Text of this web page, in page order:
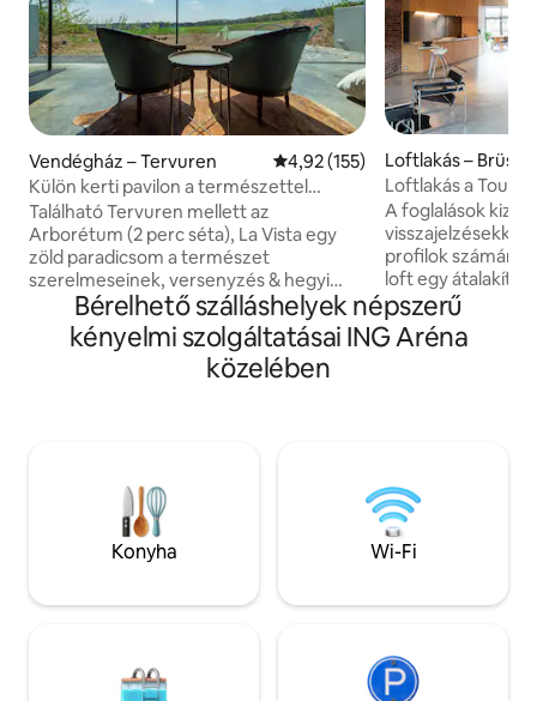
Vendégház – Tervuren Átlagos értékelés: 5/4,92, 155
4,92 (155)
Külön kerti pavilon a természettel
körülvéve
Található Tervuren mellett az
Arborétum (2 perc séta), La Vista egy
zöld paradicsom a természet
szerelmeseinek, versenyzés & hegyi
kerékpárosok, és az üzleti utazók.
Hozzáférése van a természethez, a
városhoz közeli kényelemmel és
vidékies érzéssel kombinálva (Brüsszel,
géppel, zuhanyzóval. A vendégek
pihenhetnek a privát teraszukon, és
élvezhetik az egyedi és lenyűgöző
kilátást a rétekre.
Loftlakás –
Loftlakás a Tour
A foglalások
visszajelzésekkel
profilok számára
loft egy
eredetileg 1924-
csatornazónában
ikonikus Tour &
keresztül,
és
Bérelhető szálláshelyek népszerű
kényelmi szolgáltatásai ING Aréna
közelében
Konyha Wi-Fi